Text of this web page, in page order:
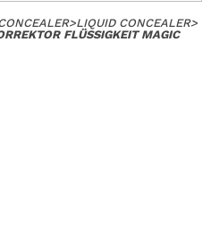
>LIQUID CONCEALER>
FLÜSSIGKEIT MAGIC